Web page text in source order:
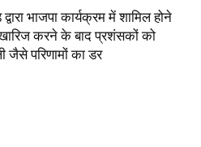
भाजपा कार्यक्रम में शामिल होने
करने के बाद प्रशंसकों को
जैसे परिणामों का डर